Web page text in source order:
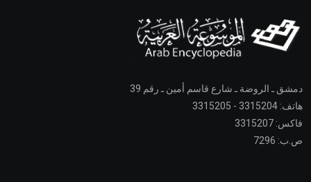
دمشق ـ الروضة ـ شارع قاسم أمين ـ رقم 39
هاتف: 3315204 - 3315205
فاكس: 3315207
ص.ب: 7296